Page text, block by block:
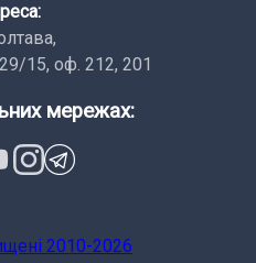
15, оф. 212, 201
мережах:
2010-2026